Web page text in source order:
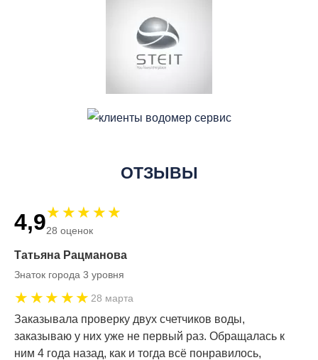
ОТЗЫВЫ
4,9★★★★★
28 оценок
Татьяна Рацманова
Знаток города 3 уровня
★★★★★ 28 марта
Заказывала проверку двух счетчиков воды,
заказываю у них уже не первый раз. Обращалась к
ним 4 года назад, как и тогда всё понравилось,